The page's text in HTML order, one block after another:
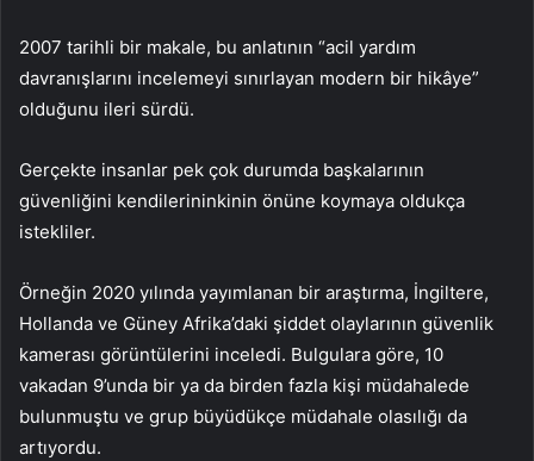
2007 tarihli bir makale, bu anlatının “acil yardım
davranışlarını incelemeyi sınırlayan modern bir hikâye”
olduğunu ileri sürdü.
Gerçekte insanlar pek çok durumda başkalarının
güvenliğini kendilerininkinin önüne koymaya oldukça
istekliler.
Örneğin 2020 yılında yayımlanan bir araştırma, İngiltere,
Hollanda ve Güney Afrika’daki şiddet olaylarının güvenlik
kamerası görüntülerini inceledi. Bulgulara göre, 10
vakadan 9’unda bir ya da birden fazla kişi müdahalede
bulunmuştu ve grup büyüdükçe müdahale olasılığı da
artıyordu.